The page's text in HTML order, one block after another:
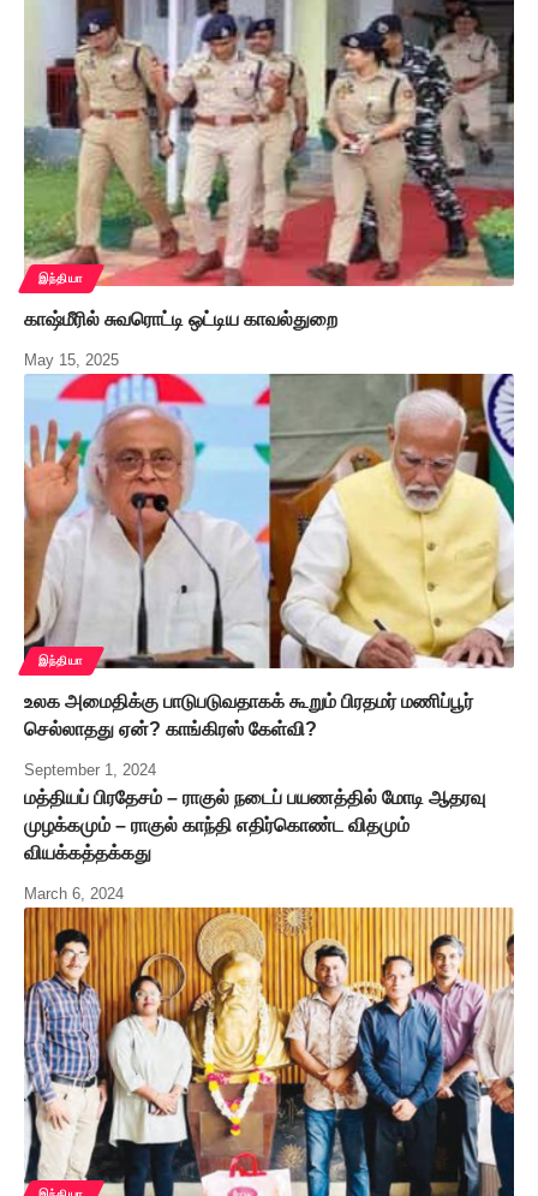
இந்தியா
காஷ்மீரில் சுவரொட்டி ஒட்டிய காவல்துறை
May 15, 2025
இந்தியா
உலக அமைதிக்கு பாடுபடுவதாகக் கூறும் பிரதமர் மணிப்பூர்
செல்லாதது ஏன்? காங்கிரஸ் கேள்வி?
September 1, 2024
மத்தியப் பிரதேசம் – ராகுல் நடைப் பயணத்தில் மோடி ஆதரவு
முழக்கமும் – ராகுல் காந்தி எதிர்கொண்ட விதமும்
வியக்கத்தக்கது
March 6, 2024